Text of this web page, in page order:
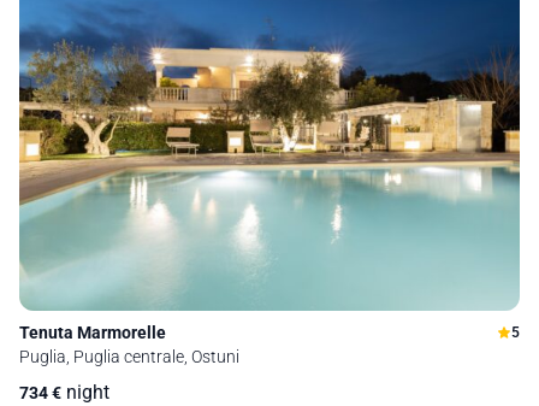
Tenuta Marmorelle 5
Puglia, Puglia centrale, Ostuni
734€ night